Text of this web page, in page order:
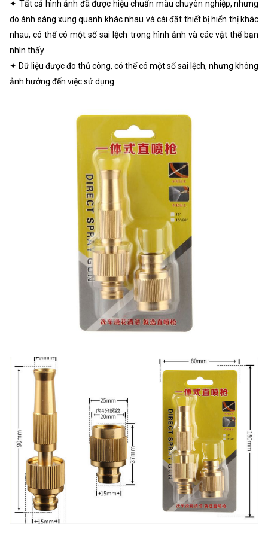
✦ Tất cả hình ảnh đã được hiệu chuẩn màu chuyên nghiệp, nhưng
do ánh sáng xung quanh khác nhau và cài đặt thiết bị hiển thị khác
nhau, có thể có một số sai lệch trong hình ảnh và các vật thể bạn
nhìn thấy
✦ Dữ liệu được đo thủ công, có thể có một số sai lệch, nhưng không
ảnh hưởng đến việc sử dụng